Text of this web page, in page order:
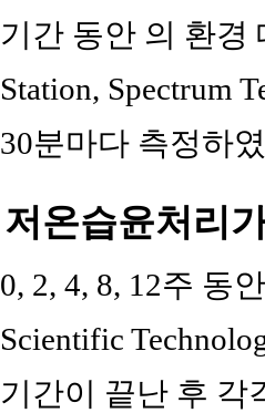
기간 동안 의 환경
Station, Spectrum
30분마다 측정하
저온습윤처리
0, 2, 4, 8, 12주 동
Scientific
기간이 끝난 후 각